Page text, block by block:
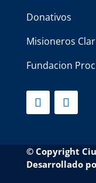
Donativos
Misioneros
Fundacion
© Copyright
Desarrollado